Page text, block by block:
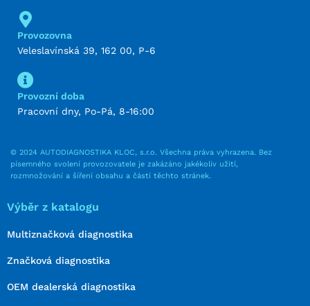
Provozovna
Veleslavínská 39, 162 00, P-6
Provozní doba
Pracovní dny, Po-Pá, 8-16:00
© 2024 AUTODIAGNOSTIKA KLOC, s.r.o. Všechna práva vyhrazena. Bez
písemného svolení provozovatele je zakázáno jakékoliv užití,
rozmnožování a šíření obsahu a částí těchto stránek.
Výběr z katalogu
Multiznačková diagnostika
Značková diagnostika
OEM dealerská diagnostika